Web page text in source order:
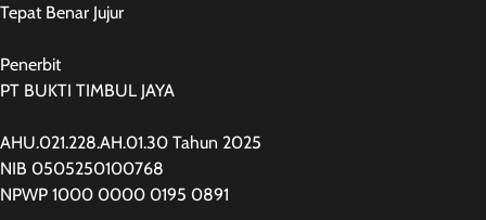
Tepat Benar Jujur
Penerbit
PT BUKTI TIMBUL JAYA
AHU.021.228.AH.01.30 Tahun 2025
NIB 0505250100768
NPWP 1000 0000 0195 0891